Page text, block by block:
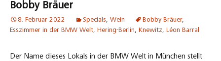
Bobby Bräuer
8. Februar 2022 Specials, Wein Bobby Bräuer,
Esszimmer in der BMW Welt, Hering-Berlin, Knewitz, Léon Barral
Der Name dieses Lokals in der BMW Welt in München stellt